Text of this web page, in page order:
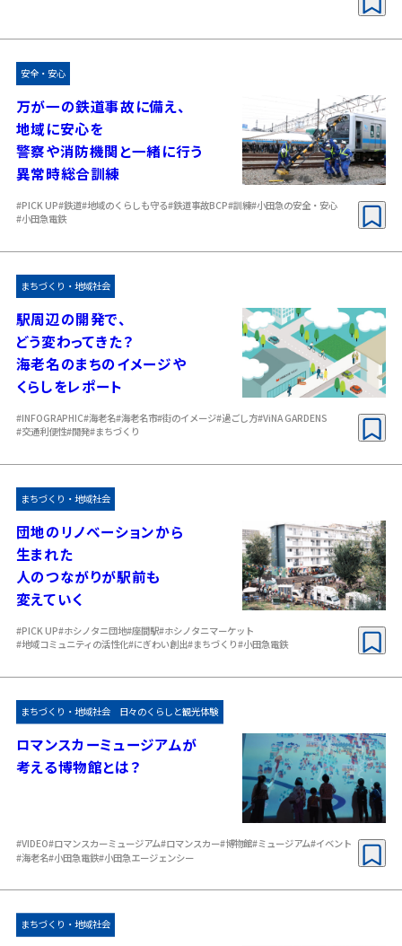
安全・安心
万が一の鉄道事故に備え、
地域に安心を
警察や消防機関と一緒に行う
異常時総合訓練
#PICK UP#鉄道#地域のくらしも守る#鉄道事故BCP#訓練#小田急の安全・安心
#小田急電鉄
まちづくり・地域社会
駅周辺の開発で、
どう変わってきた？
海老名のまちのイメージや
くらしをレポート
#INFOGRAPHIC#海老名#海老名市#街のイメージ#過ごし方#ViNA GARDENS
#交通利便性#開発#まちづくり
まちづくり・地域社会
団地のリノベーションから
生まれた
人のつながりが駅前も
変えていく
#PICK UP#ホシノタニ団地#座間駅#ホシノタニマーケット
#地域コミュニティの活性化#にぎわい創出#まちづくり#小田急電鉄
まちづくり・地域社会 日々のくらしと観光体験
ロマンスカーミュージアムが
考える博物館とは？
#VIDEO#ロマンスカーミュージアム#ロマンスカー#博物館#ミュージアム#イベント
#海老名#小田急電鉄#小田急エージェンシー
まちづくり・地域社会